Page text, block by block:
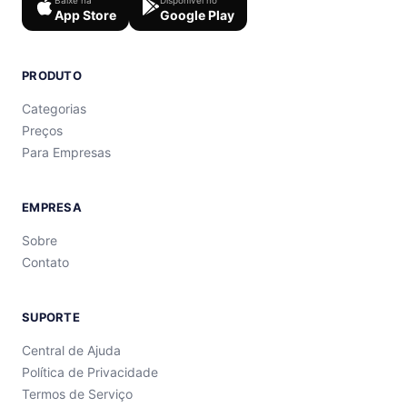
App Store Google Play
PRODUTO
Categorias
Preços
Para Empresas
EMPRESA
Sobre
Contato
SUPORTE
Central de Ajuda
Política de Privacidade
Termos de Serviço